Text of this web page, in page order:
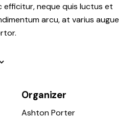
neque quis luctus et
arcu, at varius augue
Organizer
Ashton Porter